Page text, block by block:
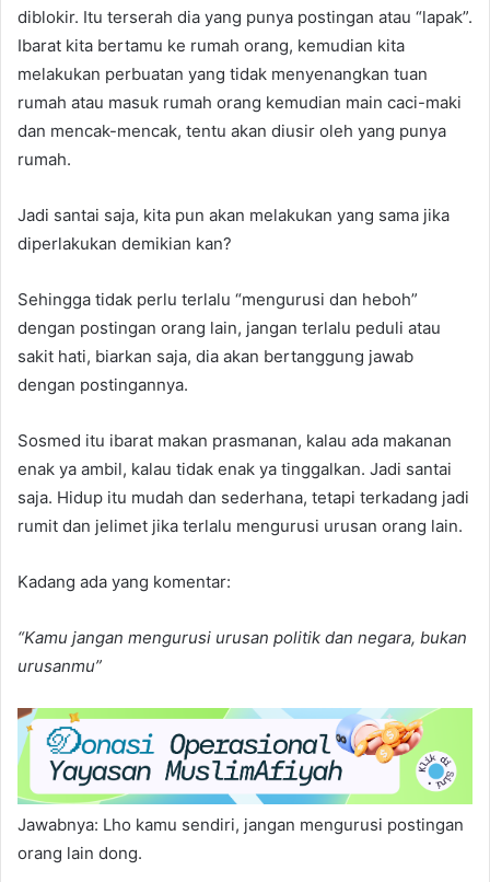
diblokir. Itu terserah dia yang punya postingan atau “lapak”.
Ibarat kita bertamu ke rumah orang, kemudian kita
melakukan perbuatan yang tidak menyenangkan tuan
rumah atau masuk rumah orang kemudian main caci-maki
dan mencak-mencak, tentu akan diusir oleh yang punya
rumah.
Jadi santai saja, kita pun akan melakukan yang sama jika
diperlakukan demikian kan?
Sehingga tidak perlu terlalu “mengurusi dan heboh”
dengan postingan orang lain, jangan terlalu peduli atau
sakit hati, biarkan saja, dia akan bertanggung jawab
dengan postingannya.
Sosmed itu ibarat makan prasmanan, kalau ada makanan
enak ya ambil, kalau tidak enak ya tinggalkan. Jadi santai
saja. Hidup itu mudah dan sederhana, tetapi terkadang jadi
rumit dan jelimet jika terlalu mengurusi urusan orang lain.
Kadang ada yang komentar:
“Kamu jangan mengurusi urusan politik dan negara, bukan
urusanmu”
Jawabnya: Lho kamu sendiri, jangan mengurusi postingan
orang lain dong.